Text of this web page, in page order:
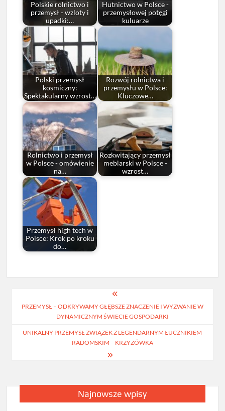
Polskie rolnictwo i
przemysł - wzloty i
upadki:…
Hutnictwo w Polsce -
przemysłowej potęgi
kuluarze
Polski przemysł
kosmiczny:
Spektakularny wzrost…
Rozwój rolnictwa i
przemysłu w Polsce:
Kluczowe…
Rolnictwo i przemysł
w Polsce - omówienie
na…
Rozkwitający przemysł
meblarski w Polsce -
wzrost…
Przemysł high tech w
Polsce: Krok po kroku
do…
wpisu
PRZEMYSŁ – ODKRYWAMY GŁĘBSZE ZNACZENIE I WYZWANIE W
DYNAMICZNYM ŚWIECIE GOSPODARKI
UNIKALNY PRZEMYSŁ ZWIĄZEK Z LEGENDARNYM ŁUCZNIKIEM
RADOMSKIM – KRZYŻÓWKA
Najnowsze wpisy